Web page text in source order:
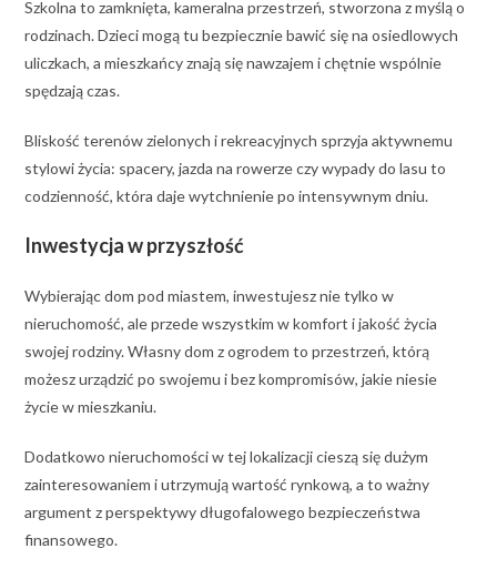
Szkolna to zamknięta, kameralna przestrzeń, stworzona z myślą o
rodzinach. Dzieci mogą tu bezpiecznie bawić się na osiedlowych
uliczkach, a mieszkańcy znają się nawzajem i chętnie wspólnie
spędzają czas.
Bliskość terenów zielonych i rekreacyjnych sprzyja aktywnemu
stylowi życia: spacery, jazda na rowerze czy wypady do lasu to
codzienność, która daje wytchnienie po intensywnym dniu.
Inwestycja w przyszłość
Wybierając dom pod miastem, inwestujesz nie tylko w
nieruchomość, ale przede wszystkim w komfort i jakość życia
swojej rodziny. Własny dom z ogrodem to przestrzeń, którą
możesz urządzić po swojemu i bez kompromisów, jakie niesie
życie w mieszkaniu.
Dodatkowo nieruchomości w tej lokalizacji cieszą się dużym
zainteresowaniem i utrzymują wartość rynkową, a to ważny
argument z perspektywy długofalowego bezpieczeństwa
finansowego.